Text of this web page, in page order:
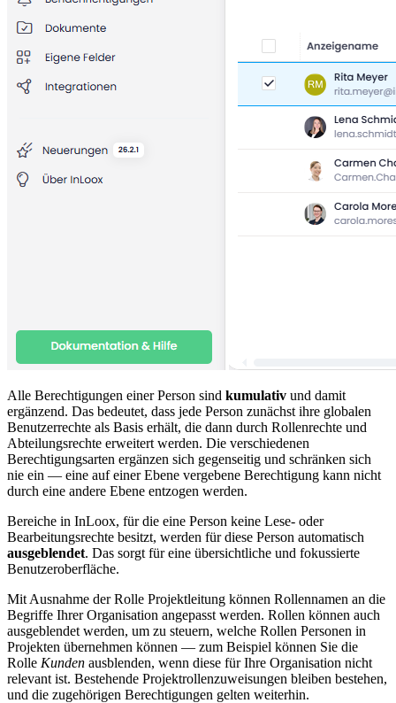
Alle Berechtigungen einer Person sind kumulativ und damit
ergänzend. Das bedeutet, dass jede Person zunächst ihre globalen
Benutzerrechte als Basis erhält, die dann durch Rollenrechte und
Abteilungsrechte erweitert werden. Die verschiedenen
Berechtigungsarten ergänzen sich gegenseitig und schränken sich
nie ein — eine auf einer Ebene vergebene Berechtigung kann nicht
durch eine andere Ebene entzogen werden.
Bereiche in InLoox, für die eine Person keine Lese- oder
Bearbeitungsrechte besitzt, werden für diese Person automatisch
ausgeblendet. Das sorgt für eine übersichtliche und fokussierte
Benutzeroberfläche.
Mit Ausnahme der Rolle Projektleitung können Rollennamen an die
Begriffe Ihrer Organisation angepasst werden. Rollen können auch
ausgeblendet werden, um zu steuern, welche Rollen Personen in
Projekten übernehmen können — zum Beispiel können Sie die
Rolle Kunden ausblenden, wenn diese für Ihre Organisation nicht
relevant ist. Bestehende Projektrollenzuweisungen bleiben bestehen,
und die zugehörigen Berechtigungen gelten weiterhin.